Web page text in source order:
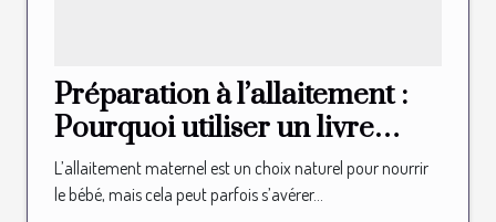
Préparation à l’allaitement :
Pourquoi utiliser un livre
illustré d’allaitement ?
L’allaitement maternel est un choix naturel pour nourrir
le bébé, mais cela peut parfois s’avérer...